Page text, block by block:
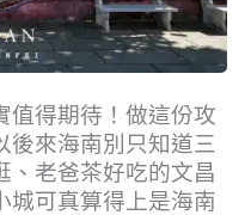
值得期待！做這份攻
後來海南別只知道三
、老爸茶好吃的文昌
城可真算得上是海南